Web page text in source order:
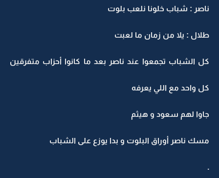
ناصر : شباب خلونا نلعب بلوت
طلال : يلا من زمان ما لعبت
كل الشباب تجمعوا عند ناصر بعد ما كانوا أحزاب متفرقين
كل واحد مع اللي يعرفه
جاوا لهم سعود و هيثم
مسك ناصر أوراق البلوت و بدا يوزع على الشباب
.